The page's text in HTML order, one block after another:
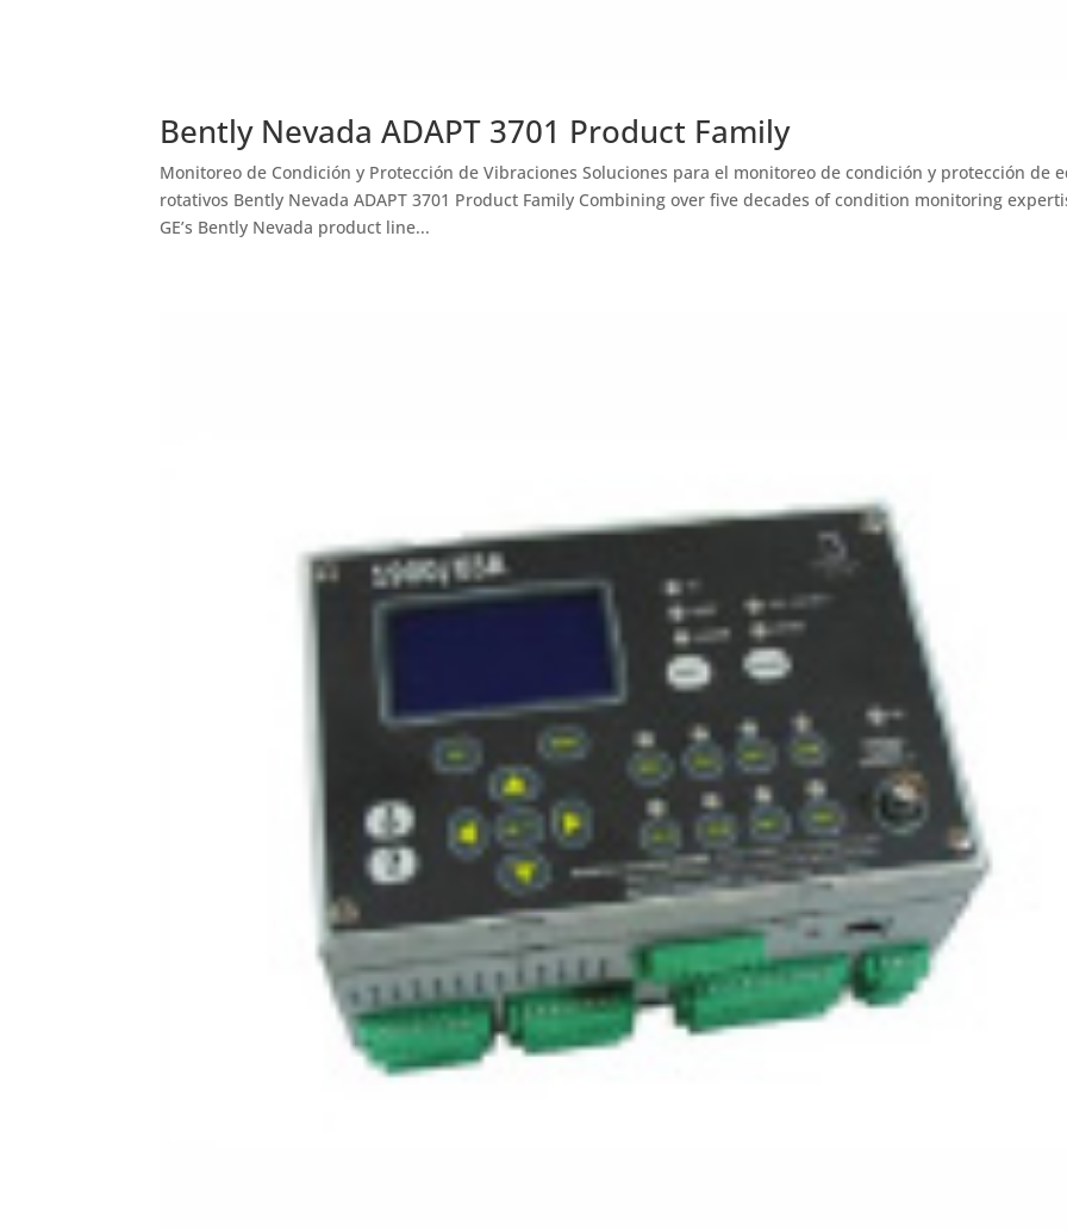
Bently Nevada ADAPT 3701 Product Family
Monitoreo de Condición y Protección de Vibraciones Soluciones para el monitoreo de condición y protección de
rotativos Bently Nevada ADAPT 3701 Product Family Combining over five decades of condition monitoring
GE’s Bently Nevada product line...